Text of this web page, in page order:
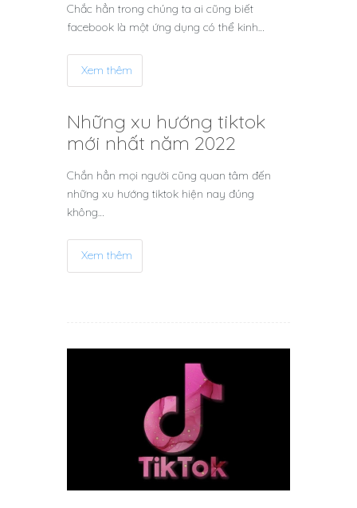
Chắc hẳn trong chúng ta ai cũng biết
facebook là một ứng dụng có thể kinh…
Xem thêm
Những xu hướng tiktok
mới nhất năm 2022
Chắn hẳn mọi người cũng quan tâm đến
những xu hướng tiktok hiện nay đúng
không…
Xem thêm